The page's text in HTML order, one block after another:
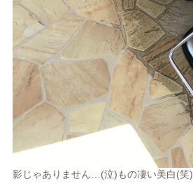
影じゃありません…(泣)もの凄い美白(笑)